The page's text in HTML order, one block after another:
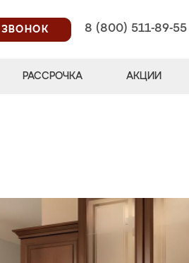
8 (800) 511-89-55
РАССРОЧКА АКЦИИ